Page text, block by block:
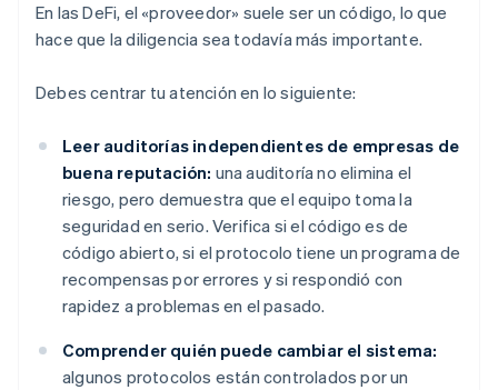
En las DeFi, el «proveedor» suele ser un código, lo que
hace que la diligencia sea todavía más importante.
Debes centrar tu atención en lo siguiente:
Leer auditorías independientes de empresas de
buena reputación: una auditoría no elimina el
riesgo, pero demuestra que el equipo toma la
seguridad en serio. Verifica si el código es de
código abierto, si el protocolo tiene un programa de
recompensas por errores y si respondió con
rapidez a problemas en el pasado.
Comprender quién puede cambiar el sistema:
algunos protocolos están controlados por un